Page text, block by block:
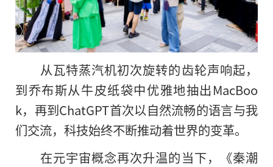
从瓦特蒸汽机初次旋转的齿轮声响起，
到乔布斯从牛皮纸袋中优雅地抽出MacBoo
k，再到ChatGPT首次以自然流畅的语言与我
们交流，科技始终不断推动着世界的变革。
在元宇宙概念再次升温的当下，《秦潮